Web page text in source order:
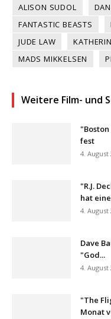
ALISON SUDOL
FANTASTIC BEASTS
JUDE LAW
MADS MIKKELSEN
Weitere Film- und
fest
4. August
"R.J.
hat
4. August
Dave
"God...
4. August
"The
Monat